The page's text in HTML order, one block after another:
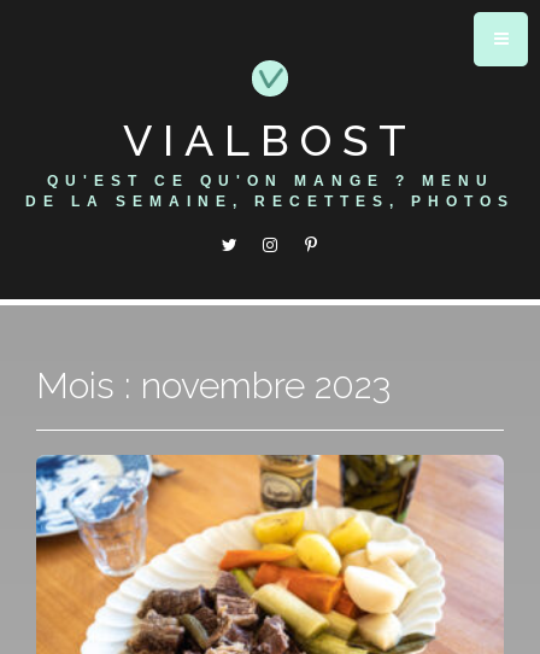
VIALBOST
QU'EST CE QU'ON MANGE ? MENU
DE LA SEMAINE, RECETTES, PHOTOS
Mois : novembre 2023